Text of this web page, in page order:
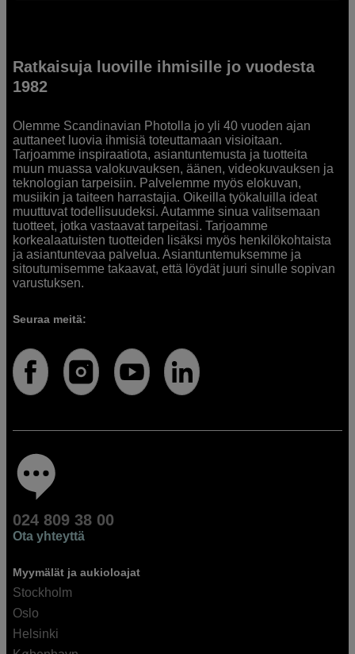
Ratkaisuja luoville ihmisille jo vuodesta
1982
Olemme Scandinavian Photolla jo yli 40 vuoden ajan
auttaneet luovia ihmisiä toteuttamaan visioitaan.
Tarjoamme inspiraatiota, asiantuntemusta ja tuotteita
muun muassa valokuvauksen, äänen, videokuvauksen ja
teknologian tarpeisiin. Palvelemme myös elokuvan,
musiikin ja taiteen harrastajia. Oikeilla työkaluilla ideat
muuttuvat todellisuudeksi. Autamme sinua valitsemaan
tuotteet, jotka vastaavat tarpeitasi. Tarjoamme
korkealaatuisten tuotteiden lisäksi myös henkilökohtaista
ja asiantuntevaa palvelua. Asiantuntemuksemme ja
sitoutumisemme takaavat, että löydät juuri sinulle sopivan
varustuksen.
Seuraa meitä:
024 809 38 00
Ota yhteyttä
Myymälät ja aukioloajat
Stockholm
Oslo
Helsinki